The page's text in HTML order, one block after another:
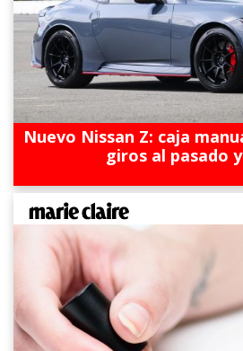
Nuevo Nissan Z: caja
giros al pasado